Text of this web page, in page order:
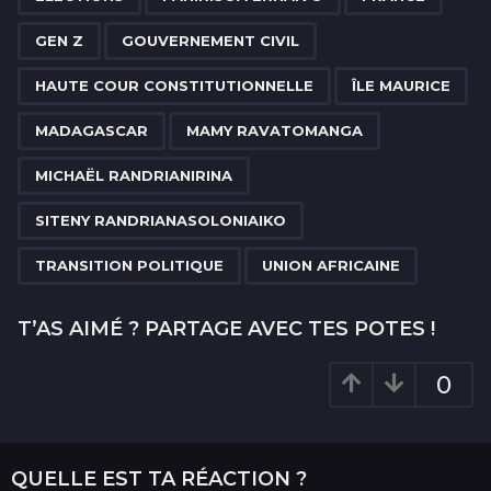
GEN Z GOUVERNEMENT CIVIL
HAUTE COUR CONSTITUTIONNELLE ÎLE MAURICE
MADAGASCAR MAMY RAVATOMANGA
MICHAËL RANDRIANIRINA
SITENY RANDRIANASOLONIAIKO
TRANSITION POLITIQUE UNION AFRICAINE
T’AS AIMÉ ? PARTAGE AVEC TES POTES !
0
QUELLE EST TA RÉACTION ?